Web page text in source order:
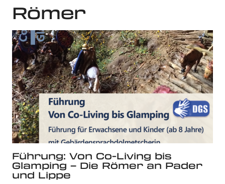
Römer
Führung: Von Co-Living bis
Glamping – Die Römer an Pader
und Lippe